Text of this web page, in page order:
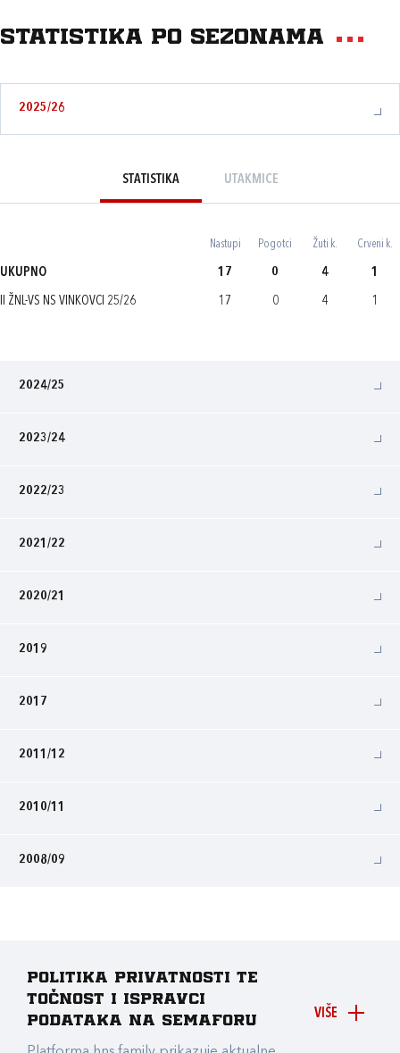
Statistika po sezonama
2025/26
STATISTIKA UTAKMICE
Nastupi Pogotci Žuti k. Crveni k.
UKUPNO 17 0 4 1
II ŽNL-VS NS VINKOVCI 25/26 17 0 4 1
2024/25
2023/24
2022/23
2021/22
2020/21
2019
2017
2011/12
2010/11
2008/09
VIŠE
Politika privatnosti te
točnost i ispravci
podataka na Semaforu